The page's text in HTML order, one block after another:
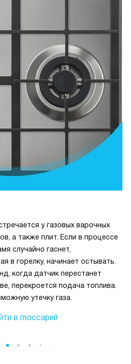
у газовых варочных
а также плит. Если в процессе
случайно гаснет,
в горелку, начинает остывать.
когда датчик перестанет
перекроется подача топлива.
утечку газа.
в глоссарий